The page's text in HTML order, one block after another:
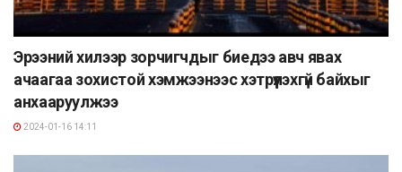
Эрээний хилээр зорчигчдыг биедээ авч явах
ачаагаа зохистой хэмжээнээс хэтрүүлэхгүй байхыг
анхааруулжээ
2024-01-16 14:11